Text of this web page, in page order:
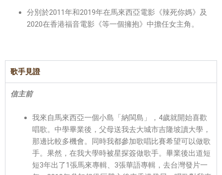
分別於2011年和2019年在馬來西亞電影《辣死你媽》及
2020在香港福音電影《等一個擁抱》中擔任女主角。
歌手見證
信主前
我來自馬來西亞一個小島「納閩島」，4歲就開始喜歡
唱歌。中學畢業後，父母送我去大城市吉隆坡讀大學，
那邊比較多機會。同時我都參加歌唱比賽希望可以做歌
手。果然，在我大學時被星探簽做歌手。畢業後出道短
短3年出了1張馬來專輯、3張華語專輯，去台灣發片一